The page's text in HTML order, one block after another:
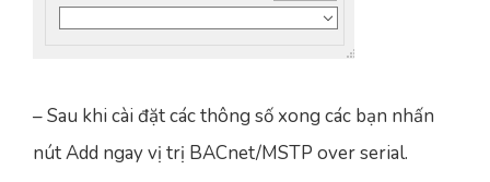
– Sau khi cài đặt các thông số xong các bạn nhấn
nút Add ngay vị trị BACnet/MSTP over serial.